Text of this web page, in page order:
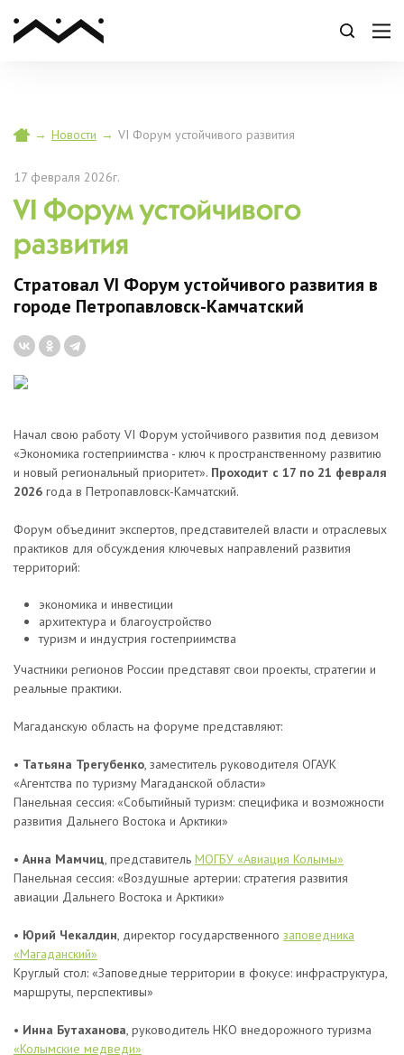
→ Новости → VI Форум устойчивого развития
17 февраля 2026г.
VI Форум устойчивого
развития
Стратовал VI Форум устойчивого развития в
городе Петропавловск-Камчатский
Начал свою работу VI Форум устойчивого развития под девизом
«Экономика гостеприимства - ключ к пространственному развитию
и новый региональный приоритет». Проходит с 17 по 21 февраля
2026 года в Петропавловск-Камчатский.
Форум объединит экспертов, представителей власти и отраслевых
практиков для обсуждения ключевых направлений развития
территорий:
экономика и инвестиции
архитектура и благоустройство
туризм и индустрия гостеприимства
Участники регионов России представят свои проекты, стратегии и
реальные практики.
Магаданскую область на форуме представляют:
• Татьяна Трегубенко, заместитель руководителя ОГАУК
«Агентства по туризму Магаданской области»
Панельная сессия: «Событийный туризм: специфика и возможности
развития Дальнего Востока и Арктики»
• Анна Мамчиц, представитель МОГБУ «Авиация Колымы»
Панельная сессия: «Воздушные артерии: стратегия развития
авиации Дальнего Востока и Арктики»
• Юрий Чекалдин, директор государственного заповедника
«Магаданский»
Круглый стол: «Заповедные территории в фокусе: инфраструктура,
маршруты, перспективы»
• Инна Бутаханова, руководитель НКО внедорожного туризма
«Колымские медведи»